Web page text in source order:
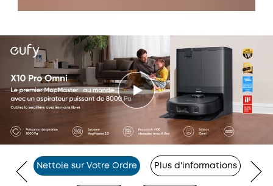
Nettoie sur Votre Ordre Plus d'informations